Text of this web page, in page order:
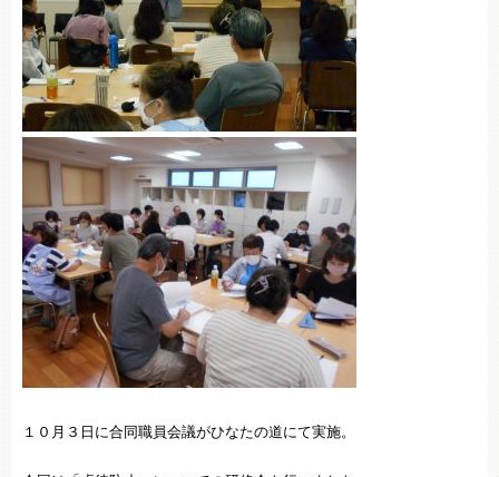
１０月３日に合同職員会議がひなたの道にて実施。